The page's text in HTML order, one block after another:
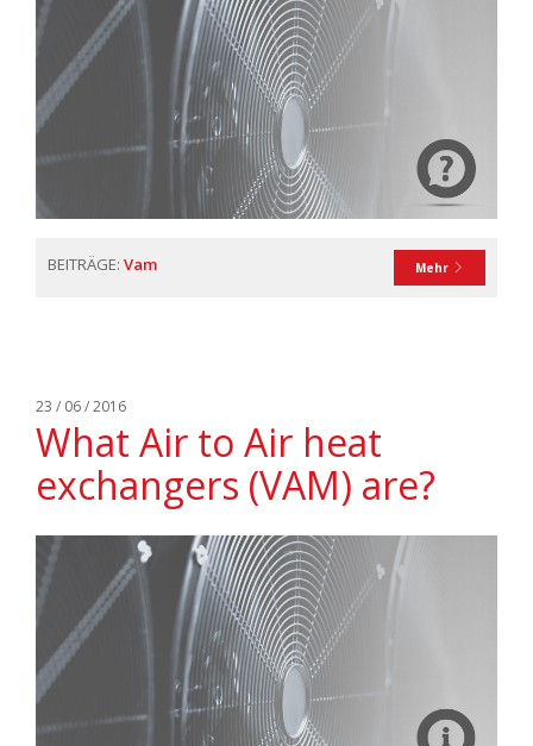
Mehr
BEITRÄGE: Vam
23 / 06 / 2016
What Air to Air heat
exchangers (VAM) are?